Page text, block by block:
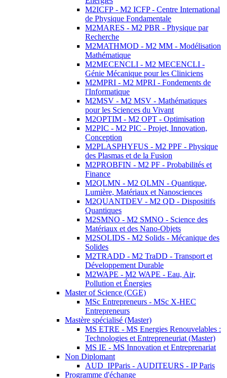
M2ICFP - M2 ICFP - Centre International
de Physique Fondamentale
M2MARES - M2 PBR - Physique par
Recherche
M2MATHMOD - M2 MM - Modélisation
Mathématique
M2MECENCLI - M2 MECENCLI -
Génie Mécanique pour les Cliniciens
M2MPRI - M2 MPRI - Fondements de
l'Informatique
M2MSV - M2 MSV - Mathématiques
pour les Sciences du Vivant
M2OPTIM - M2 OPT - Optimisation
M2PIC - M2 PIC - Projet, Innovation,
Conception
M2PLASPHYFUS - M2 PPF - Physique
des Plasmas et de la Fusion
M2PROBFIN - M2 PF - Probabilités et
Finance
M2QLMN - M2 QLMN - Quantique,
Lumière, Matériaux et Nanosciences
M2QUANTDEV - M2 QD - Dispositifs
Quantiques
M2SMNO - M2 SMNO - Science des
Matériaux et des Nano-Objets
M2SOLIDS - M2 Solids - Mécanique des
Solides
M2TRADD - M2 TraDD - Transport et
Développement Durable
M2WAPE - M2 WAPE - Eau, Air,
Pollution et Énergies
Master of Science (CGE)
MSc Entrepreneurs - MSc X-HEC
Entrepreneurs
Mastère spécialisé (Master)
MS ETRE - MS Energies Renouvelables :
Technologies et Entrepreneuriat (Master)
MS IE - MS Innovation et Entreprenariat
Non Diplomant
AUD_IPParis - AUDITEURS - IP Paris
Programme d'échange